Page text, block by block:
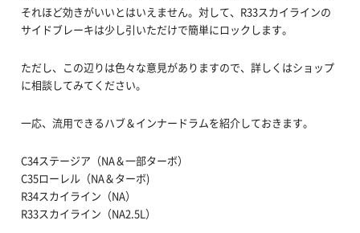
それほど効きがいいとはいえません。対して、R33スカイラインの
サイドブレーキは少し引いただけで簡単にロックします。
ただし、この辺りは色々な意見がありますので、詳しくはショップ
に相談してみてください。
一応、流用できるハブ＆インナードラムを紹介しておきます。
C34ステージア（NA＆一部ターボ）
C35ローレル（NA＆ターボ)
R34スカイライン（NA）
R33スカイライン（NA2.5L）